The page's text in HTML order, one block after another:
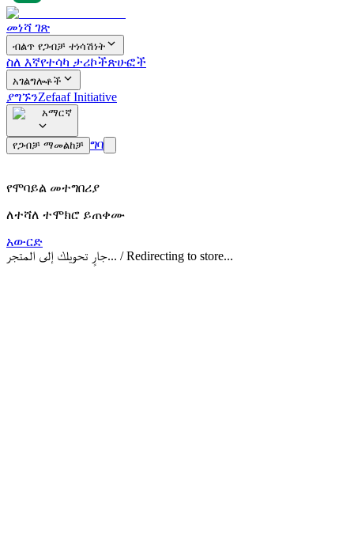
መነሻ ገጽ
ብልጥ የጋብቻ ተነሳሽነት
ስለ እኛየተሳካ ታሪኮችጽሁፎች
አገልግሎቶች
ያግኙንZefaaf Initiative
አማርኛ
የጋብቻ ማመልከቻ ግባ
የሞባይል መተግበሪያ
ለተሻለ ተሞክሮ ይጠቀሙ
አውርድ
جارٍ تحويلك إلى المتجر... / Redirecting to store...